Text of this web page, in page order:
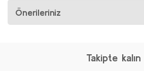
Önerileriniz
Takipte kalın